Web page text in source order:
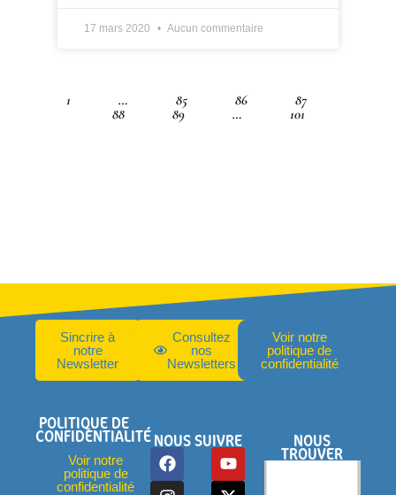
17 mars 2020 Aucun commentaire
1 … 85 86
87
88
89 … 101
Sincrire à
notre
Newsletter
Consultez
nos
Newsletters
Voir notre
politique de
confidentialité
POLITIQUE DE
CONFIDENTIALITÉ
Voir notre
politique de
confidentialité
NOUS SUIVRE NOUS
TROUVER